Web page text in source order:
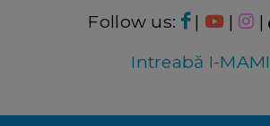
Follow us: | | |
Intreabă I-MAMI